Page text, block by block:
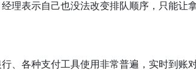
理表示自己也没法改变排队顺序，只能让
、各种支付工具使用非常普遍，实时到